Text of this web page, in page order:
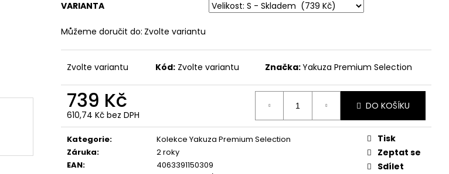
VARIANTA
Můžeme doručit do: Zvolte variantu
Zvolte variantu Kód: Zvolte variantu Značka:Yakuza Premium Selection
739 Kč
610,74 Kč bez DPH
Měrná
cena:
DO KOŠÍKU
Kategorie:
Kolekce Yakuza Premium Selection
Záruka:
2 roky
EAN:
4063391150309
Tisk
Zeptat se
Sdílet